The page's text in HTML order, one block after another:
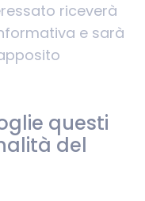
riceverà
e sarà
questi
del